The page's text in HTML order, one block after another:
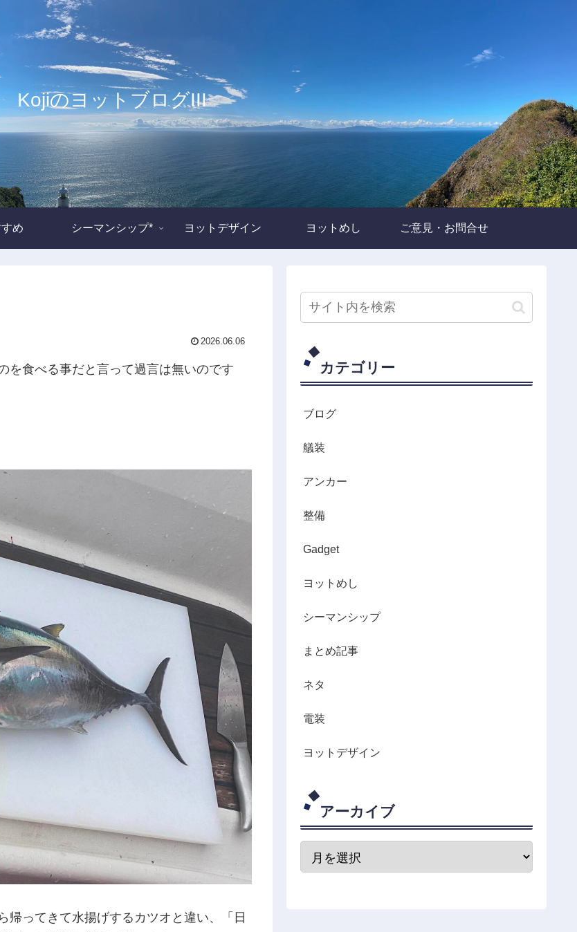
KojiのヨットブログIII
め シーマンシップ* ヨットデザイン ヨットめし ご意見・お問合せ
2026.06.06
を食べる事だと言って過言は無いのです
帰ってきて水揚げするカツオと違い、「日
カテゴリー
ブログ
艤装
アンカー
整備
Gadget
ヨットめし
シーマンシップ
まとめ記事
ネタ
電装
ヨットデザイン
アーカイブ